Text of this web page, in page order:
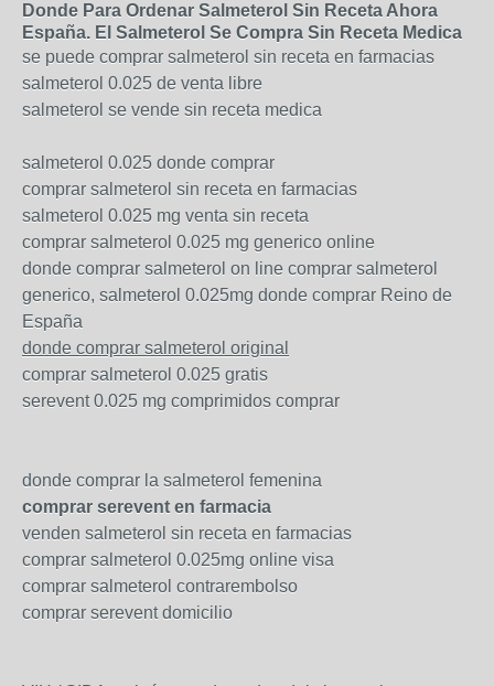
Donde Para Ordenar Salmeterol Sin Receta Ahora
España. El Salmeterol Se Compra Sin Receta Medica
se puede comprar salmeterol sin receta en farmacias
salmeterol 0.025 de venta libre
salmeterol se vende sin receta medica
salmeterol 0.025 donde comprar
comprar salmeterol sin receta en farmacias
salmeterol 0.025 mg venta sin receta
comprar salmeterol 0.025 mg generico online
donde comprar salmeterol on line comprar salmeterol
generico, salmeterol 0.025mg donde comprar Reino de
España
donde comprar salmeterol original
comprar salmeterol 0.025 gratis
serevent 0.025 mg comprimidos comprar
donde comprar la salmeterol femenina
comprar serevent en farmacia
venden salmeterol sin receta en farmacias
comprar salmeterol 0.025mg online visa
comprar salmeterol contrarembolso
comprar serevent domicilio